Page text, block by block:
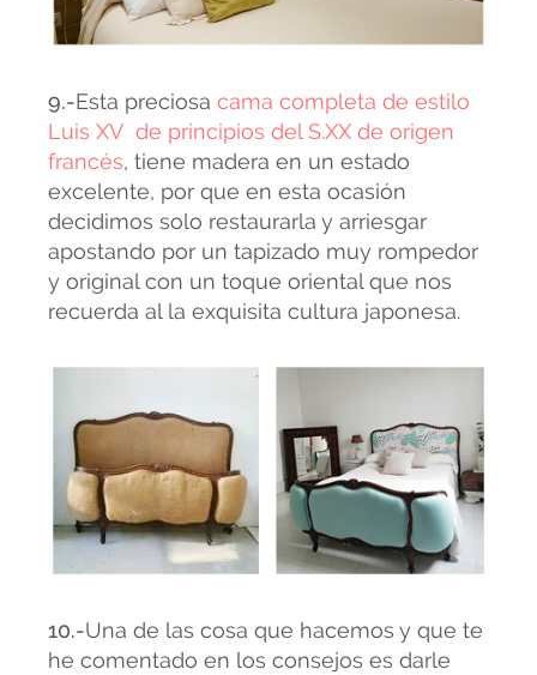
9.-Esta preciosa cama completa de estilo
Luis XV de principios del S.XX de origen
francés, tiene madera en un estado
excelente, por que en esta ocasión
decidimos solo restaurarla y arriesgar
apostando por un tapizado muy rompedor
y original con un toque oriental que nos
recuerda al la exquisita cultura japonesa.
10.-Una de las cosa que hacemos y que te
he comentado en los consejos es darle